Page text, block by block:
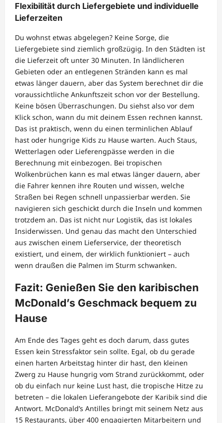
Flexibilität durch Liefergebiete und individuelle
Lieferzeiten
Du wohnst etwas abgelegen? Keine Sorge, die
Liefergebiete sind ziemlich großzügig. In den Städten ist
die Lieferzeit oft unter 30 Minuten. In ländlicheren
Gebieten oder an entlegenen Stränden kann es mal
etwas länger dauern, aber das System berechnet dir die
voraussichtliche Ankunftszeit schon vor der Bestellung.
Keine bösen Überraschungen. Du siehst also vor dem
Klick schon, wann du mit deinem Essen rechnen kannst.
Das ist praktisch, wenn du einen terminlichen Ablauf
hast oder hungrige Kids zu Hause warten. Auch Staus,
Wetterlagen oder Lieferengpässe werden in die
Berechnung mit einbezogen. Bei tropischen
Wolkenbrüchen kann es mal etwas länger dauern, aber
die Fahrer kennen ihre Routen und wissen, welche
Straßen bei Regen schnell unpassierbar werden. Sie
navigieren sich geschickt durch die Inseln und kommen
trotzdem an. Das ist nicht nur Logistik, das ist lokales
Insiderwissen. Und genau das macht den Unterschied
aus zwischen einem Lieferservice, der theoretisch
existiert, und einem, der wirklich funktioniert – auch
wenn draußen die Palmen im Sturm schwanken.
Fazit: Genießen Sie den karibischen
McDonald’s Geschmack bequem zu
Hause
Am Ende des Tages geht es doch darum, dass gutes
Essen kein Stressfaktor sein sollte. Egal, ob du gerade
einen harten Arbeitstag hinter dir hast, den kleinen
Zwerg zu Hause hungrig vom Strand zurückkommt, oder
ob du einfach nur keine Lust hast, die tropische Hitze zu
betreten – die lokalen Lieferangebote der Karibik sind die
Antwort. McDonald’s Antilles bringt mit seinem Netz aus
15 Restaurants, über 400 engagierten Mitarbeitern und